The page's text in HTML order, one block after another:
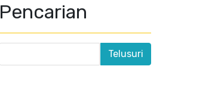
Pencarian